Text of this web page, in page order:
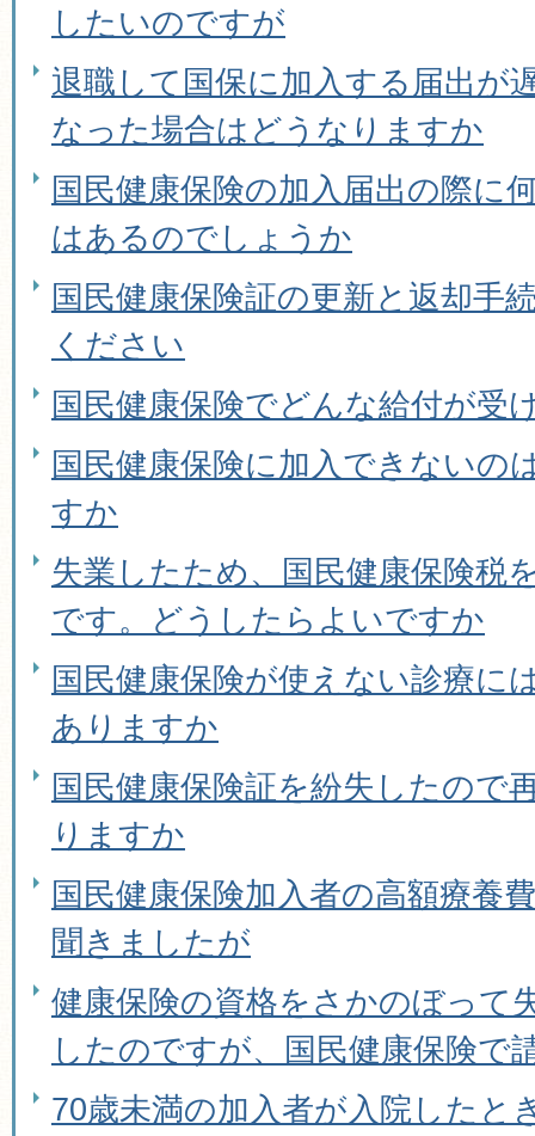
したいのですが
退職して国保に加入する届出が
なった場合はどうなりますか
国民健康保険の加入届出の際に
はあるのでしょうか
国民健康保険証の更新と返却手
ください
国民健康保険でどんな給付が受
国民健康保険に加入できないの
すか
失業したため、国民健康保険税
です。どうしたらよいですか
国民健康保険が使えない診療に
ありますか
国民健康保険証を紛失したので
りますか
国民健康保険加入者の高額療養
聞きましたが
健康保険の資格をさかのぼって
したのですが、国民健康保険で
70歳未満の加入者が入院したと